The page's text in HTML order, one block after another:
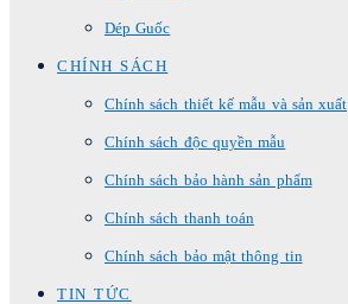
Dép Guốc
CHÍNH SÁCH
Chính sách thiết kế mẫu và sản xuất
Chính sách độc quyền mẫu
Chính sách bảo hành sản phẩm
Chính sách thanh toán
Chính sách bảo mật thông tin
TIN TỨC